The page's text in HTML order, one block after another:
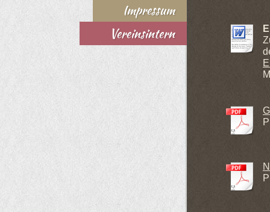
Impressum
Vereinsintern